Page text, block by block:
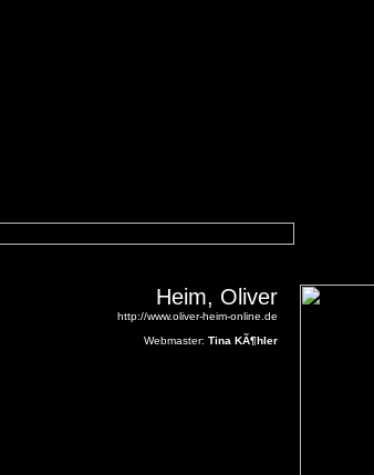
Heim, Oliver
http://www.oliver-heim-online.de
Webmaster: Tina KÃ¶hler